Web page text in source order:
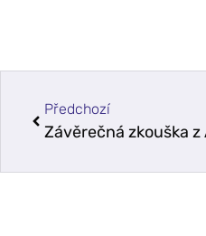
Předchozí
Závěrečná zkouška